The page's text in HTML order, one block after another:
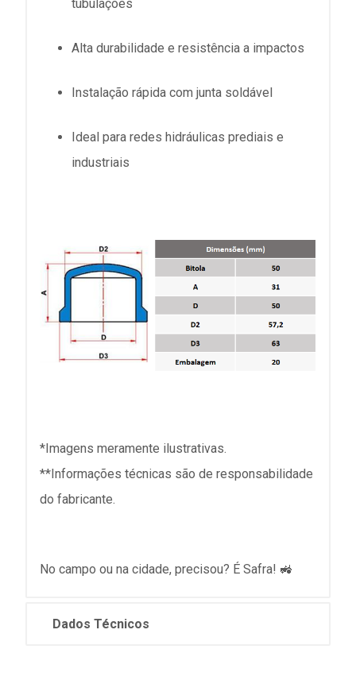
tubulações
Alta durabilidade e resistência a impactos
Instalação rápida com junta soldável
Ideal para redes hidráulicas prediais e
industriais
*Imagens meramente ilustrativas.
**Informações técnicas são de responsabilidade
do fabricante.
No campo ou na cidade, precisou? É Safra! 🚜
Dados Técnicos